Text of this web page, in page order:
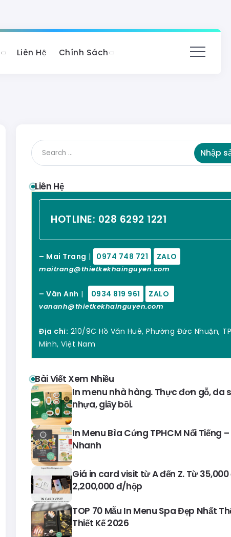
Liên Hệ Chính Sách
Nhập
Liên Hệ
HOTLINE: 028 6292 1221
– Mai Trang | 0974 748 721 ZALO
maitrang@thietkekhainguyen.com
– Vân Anh | 0934 819 961 ZALO
vananh@thietkekhainguyen.com
Địa chỉ: 210/9C Hồ Văn Huê, Phường Đức Nhuận,
Minh, Việt Nam
Bài Viết Xem Nhiều
In menu nhà hàng. Thực đơn gỗ, da
nhựa, giấy bồi.
In Menu Bìa Cứng TPHCM Nổi Tiếng
Nhanh
Giá in card visit từ A đến Z. Từ
2,200,000 đ/hộp
TOP 70 Mẫu In Menu Spa Đẹp Nhất
Thiết Kế 2026